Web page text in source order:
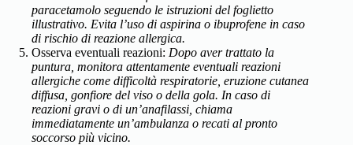
paracetamolo seguendo le istruzioni del foglietto
illustrativo. Evita l’uso di aspirina o ibuprofene in caso
di rischio di reazione allergica.
Osserva eventuali reazioni: Dopo aver trattato la
puntura, monitora attentamente eventuali reazioni
allergiche come difficoltà respiratorie, eruzione cutanea
diffusa, gonfiore del viso o della gola. In caso di
reazioni gravi o di un’anafilassi, chiama
immediatamente un’ambulanza o recati al pronto
soccorso più vicino.